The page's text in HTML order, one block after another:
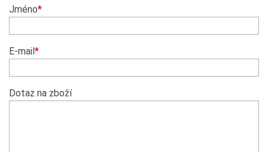
Jméno*
E-mail*
Dotaz na zboží